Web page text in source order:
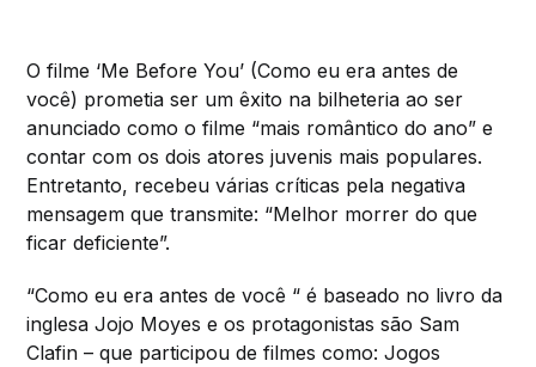
O filme ‘Me Before You’ (Como eu era antes de
você) prometia ser um êxito na bilheteria ao ser
anunciado como o filme “mais romântico do ano” e
contar com os dois atores juvenis mais populares.
Entretanto, recebeu várias críticas pela negativa
mensagem que transmite: “Melhor morrer do que
ficar deficiente”.
“Como eu era antes de você “ é baseado no livro da
inglesa Jojo Moyes e os protagonistas são Sam
Clafin – que participou de filmes como: Jogos